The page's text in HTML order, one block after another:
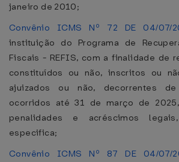
janeiro de 2010;
Convênio ICMS Nº 72 DE 04/07/
instituição do Programa de
Fiscais - REFIS, com a finalidade de
constituídos ou não, inscritos ou
ajuizados ou não, decorrentes
ocorridos até 31 de março de
penalidades e acréscimos
especifica;
Convênio ICMS Nº 87 DE 04/07/